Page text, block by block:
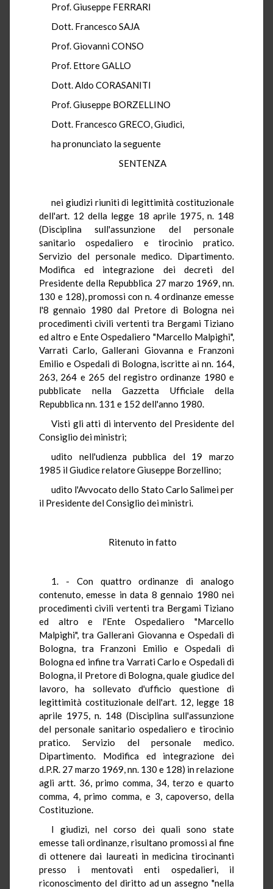
Prof. Giuseppe FERRARI
Dott. Francesco SAJA
Prof. Giovanni CONSO
Prof. Ettore GALLO
Dott. Aldo CORASANITI
Prof. Giuseppe BORZELLINO
Dott. Francesco GRECO, Giudici,
ha pronunciato la seguente
SENTENZA
nei giudizi riuniti di legittimità costituzionale
dell'art. 12 della legge 18 aprile 1975, n. 148
(Disciplina sull'assunzione del personale
sanitario ospedaliero e tirocinio pratico.
Servizio del personale medico. Dipartimento.
Modifica ed integrazione dei decreti del
Presidente della Repubblica 27 marzo 1969, nn.
130 e 128), promossi con n. 4 ordinanze emesse
l'8 gennaio 1980 dal Pretore di Bologna nei
procedimenti civili vertenti tra Bergami Tiziano
ed altro e Ente Ospedaliero "Marcello Malpighi",
Varrati Carlo, Gallerani Giovanna e Franzoni
Emilio e Ospedali di Bologna, iscritte ai nn. 164,
263, 264 e 265 del registro ordinanze 1980 e
pubblicate nella Gazzetta Ufficiale della
Repubblica nn. 131 e 152 dell'anno 1980.
Visti gli atti di intervento del Presidente del
Consiglio dei ministri;
udito nell'udienza pubblica del 19 marzo
1985 il Giudice relatore Giuseppe Borzellino;
udito l'Avvocato dello Stato Carlo Salimei per
il Presidente del Consiglio dei ministri.
Ritenuto in fatto
1. - Con quattro ordinanze di analogo
contenuto, emesse in data 8 gennaio 1980 nei
procedimenti civili vertenti tra Bergami Tiziano
ed altro e l'Ente Ospedaliero "Marcello
Malpighi", tra Gallerani Giovanna e Ospedali di
Bologna, tra Franzoni Emilio e Ospedali di
Bologna ed infine tra Varrati Carlo e Ospedali di
Bologna, il Pretore di Bologna, quale giudice del
lavoro, ha sollevato d'ufficio questione di
legittimità costituzionale dell'art. 12, legge 18
aprile 1975, n. 148 (Disciplina sull'assunzione
del personale sanitario ospedaliero e tirocinio
pratico. Servizio del personale medico.
Dipartimento. Modifica ed integrazione dei
d.P.R. 27 marzo 1969, nn. 130 e 128) in relazione
agli artt. 36, primo comma, 34, terzo e quarto
comma, 4, primo comma, e 3, capoverso, della
Costituzione.
I giudizi, nel corso dei quali sono state
emesse tali ordinanze, risultano promossi al fine
di ottenere dai laureati in medicina tirocinanti
presso i mentovati enti ospedalieri, il
riconoscimento del diritto ad un assegno "nella